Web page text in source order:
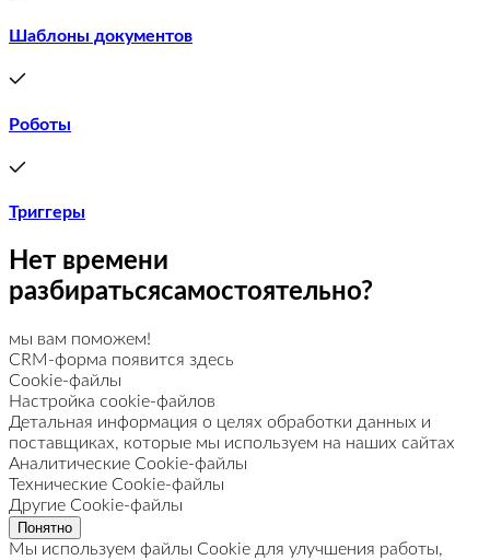
Шаблоны документов
Роботы
Триггеры
Нет времени
разбиратьсясамостоятельно?
мы вам поможем!
CRM-форма появится здесь
Cookie-файлы
Настройка cookie-файлов
Детальная информация о целях обработки данных и
поставщиках, которые мы используем на наших сайтах
Аналитические Cookie-файлы
Технические Cookie-файлы
Другие Cookie-файлы
Понятно
Мы используем файлы Cookie для улучшения работы,